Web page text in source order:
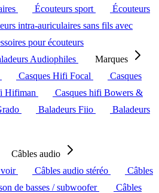
Écouteurs sport
Écouteurs
intra-auriculaires sans fils avec
pour écouteurs
Audiophiles
Marques
Casques Hifi Focal
Casques
Hifiman
Casques hifi Bowers &
Baladeurs Fiio
Baladeurs
Câbles audio
Câbles audio stéréo
Câbles
de basses / subwoofer
Câbles